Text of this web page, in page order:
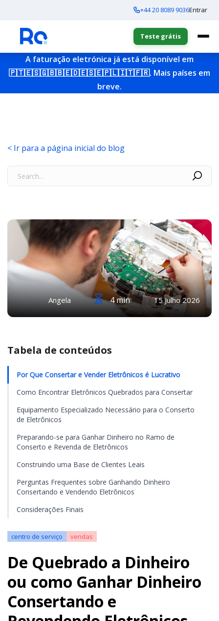
+44 20 8089 9036Entrar
Teste grátis
A faturação eletrónica já está disponível em
🇵🇹🇪🇸🇬🇧🇧🇪🇩🇪🇸🇪🇵🇱🇮🇹🇫🇷. Mais países em
breve.
< Ir para a página inicial do blog
Angela 4 min 15 Julho 2026
Tabela de conteúdos
Por Que Consertar e Vender Eletrônicos é Lucrativo
Como Encontrar Eletrônicos Quebrados para Consertar
Equipamento Especializado Necessário para o Conserto
de Eletrônicos
Preparando-se para Ganhar Dinheiro no Ramo de
Conserto e Revenda de Eletrônicos
Construindo uma Base de Clientes Leais
Perguntas Frequentes sobre Ganhando Dinheiro
Consertando e Vendendo Eletrônicos
Considerações Finais
centro de serviço vendas
De Quebrado a Dinheiro
ou como Ganhar Dinheiro
Consertando e